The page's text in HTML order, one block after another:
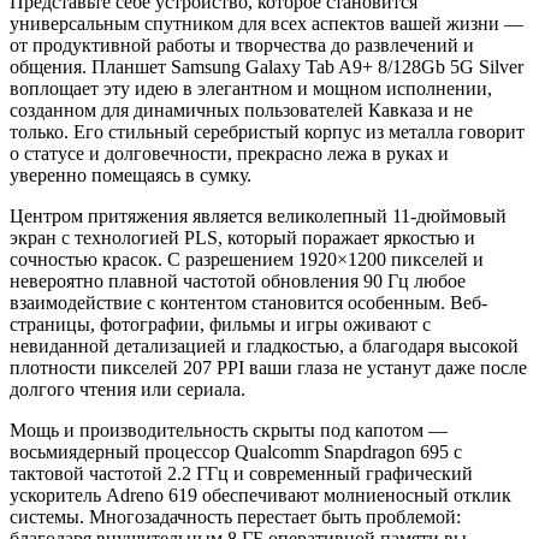
универсальным спутником для всех аспектов вашей жизни —
от продуктивной работы и творчества до развлечений и
общения. Планшет Samsung Galaxy Tab A9+ 8/128Gb 5G Silver
воплощает эту идею в элегантном и мощном исполнении,
созданном для динамичных пользователей Кавказа и не
только. Его стильный серебристый корпус из металла говорит
о статусе и долговечности, прекрасно лежа в руках и
уверенно помещаясь в сумку.
Центром притяжения является великолепный 11-дюймовый
экран с технологией PLS, который поражает яркостью и
сочностью красок. С разрешением 1920×1200 пикселей и
невероятно плавной частотой обновления 90 Гц любое
взаимодействие с контентом становится особенным. Веб-
страницы, фотографии, фильмы и игры оживают с
невиданной детализацией и гладкостью, а благодаря высокой
плотности пикселей 207 PPI ваши глаза не устанут даже после
долгого чтения или сериала.
Мощь и производительность скрыты под капотом —
восьмиядерный процессор Qualcomm Snapdragon 695 с
тактовой частотой 2.2 ГГц и современный графический
ускоритель Adreno 619 обеспечивают молниеносный отклик
системы. Многозадачность перестает быть проблемой: